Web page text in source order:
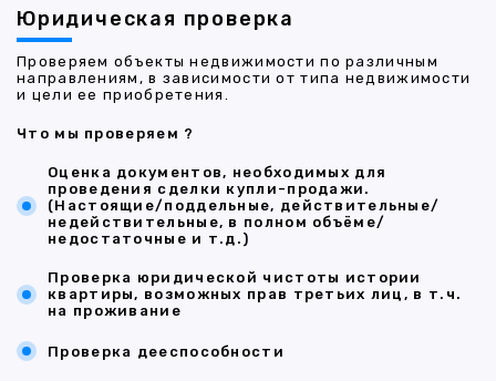
Юридическая проверка
Проверяем объекты недвижимости по различным
направлениям, в зависимости от типа недвижимости
и цели ее приобретения.
Что мы проверяем ?
Оценка документов, необходимых для
проведения сделки купли-продажи.
(Настоящие/поддельные, действительные/
недействительные, в полном объёме/
недостаточные и т.д.)
Проверка юридической чистоты истории
квартиры, возможных прав третьих лиц, в т.ч.
на проживание
Проверка дееспособности